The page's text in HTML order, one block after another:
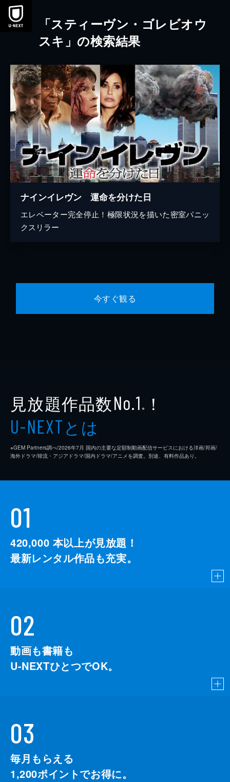
本文へスキップ
「スティーヴン・ゴレビオウ
スキ」の検索結果
ナインイレヴン 運命を分けた日
エレベーター完全停止！極限状況を描いた密室パニッ
クスリラー
今すぐ観る
見放題作品数No.1 ※ ！
U-NEXTとは
※GEM Partners調べ/2026年7⽉ 国内の主要な定額制動画配信サービスにおける洋画/邦画/
海外ドラマ/韓流・アジアドラマ/国内ドラマ/アニメを調査。別途、有料作品あり。
01
420,000 本以上が見放題！
最新レンタル作品も充実。
02
動画も書籍も
U-NEXTひとつでOK。
03
毎月もらえる
1,200ポイントでお得に。